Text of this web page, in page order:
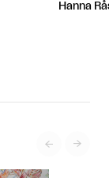
Hanna
 